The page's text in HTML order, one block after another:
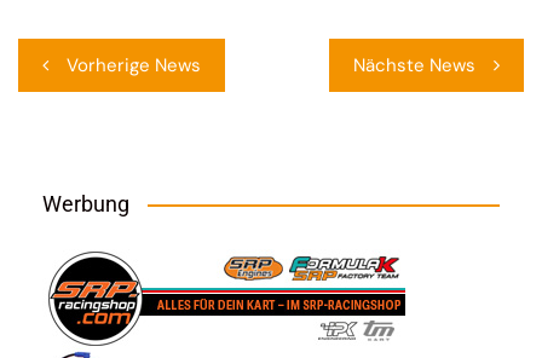
Vorherige News Nächste News
Werbung